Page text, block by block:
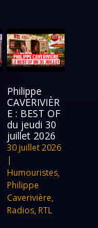
Philippe
CAVERIVIÈR
E : BEST OF
du jeudi 30
juillet 2026
30 juillet 2026
|
Humouristes,
Philippe
Caverivière,
Radios, RTL